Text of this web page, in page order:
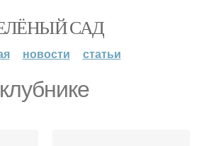
САД
новости статьи